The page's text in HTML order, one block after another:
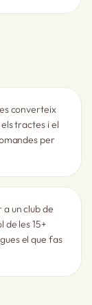
converteix
tractes i el
per
un club de
de les 15+
el que fas